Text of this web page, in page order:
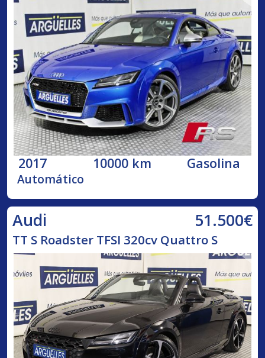
2017 10000 km Gasolina
Automático
Audi 51.500€
TT S Roadster TFSI 320cv Quattro S